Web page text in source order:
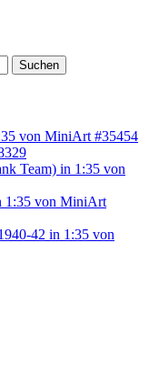
Suchen
von MiniArt #35454
Team) in 1:35 von
1:35 von MiniArt
42 in 1:35 von